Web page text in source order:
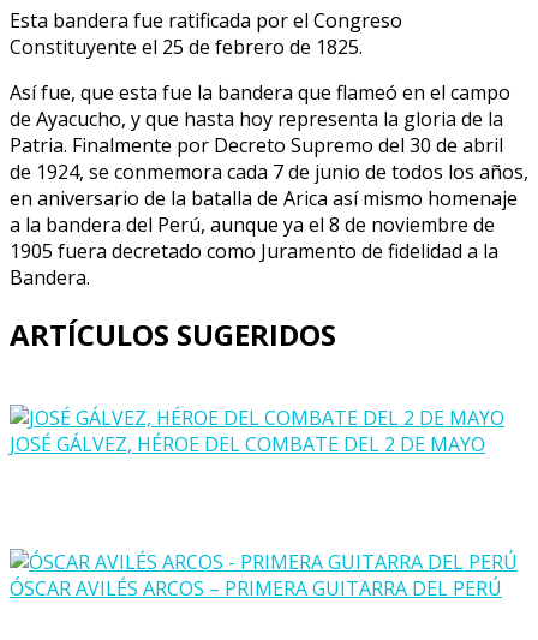
Esta bandera fue ratificada por el Congreso
Constituyente el 25 de febrero de 1825.
Así fue, que esta fue la bandera que flameó en el campo
de Ayacucho, y que hasta hoy representa la gloria de la
Patria. Finalmente por Decreto Supremo del 30 de abril
de 1924, se conmemora cada 7 de junio de todos los años,
en aniversario de la batalla de Arica así mismo homenaje
a la bandera del Perú, aunque ya el 8 de noviembre de
1905 fuera decretado como Juramento de fidelidad a la
Bandera.
ARTÍCULOS SUGERIDOS
JOSÉ GÁLVEZ, HÉROE DEL COMBATE DEL 2 DE MAYO
ÓSCAR AVILÉS ARCOS – PRIMERA GUITARRA DEL PERÚ